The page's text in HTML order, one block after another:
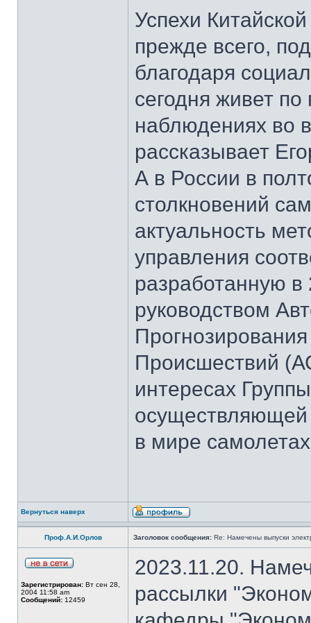
Успехи
прежде всего,
благодаря
сегодня живет
наблюдениях во
рассказывает
А в России в
столкновений
актуальность
управления
разработанную
руководством
Происшествий
интересах
осуществляющей
в мире
Вернуться наверх
Проф.А.И.Орлов Заголовок сообщения: Re: Намечены выпуски
Зарегистрирован: Вт сен 28,
2004 11:58 am
Сообщений: 12459
2023.11.20.
рассылки